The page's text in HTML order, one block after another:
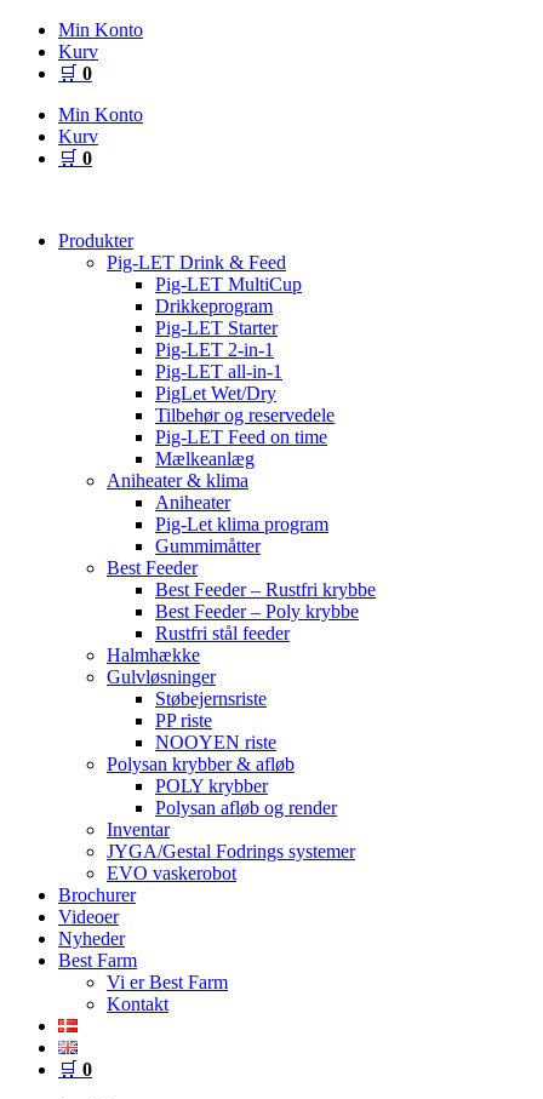
Videre
indhold
Min Konto
Kurv
🛒 0
Min Konto
Kurv
🛒 0
Produkter
Pig-LET Drink & Feed
Pig-LET MultiCup
Drikkeprogram
Pig-LET Starter
Pig-LET 2-in-1
Pig-LET all-in-1
PigLet Wet/Dry
Tilbehør og reservedele
Pig-LET Feed on time
Mælkeanlæg
Aniheater & klima
Aniheater
Pig-Let klima program
Gummimåtter
Best Feeder
Best Feeder – Rustfri krybbe
Best Feeder – Poly krybbe
Rustfri stål feeder
Halmhække
Gulvløsninger
Støbejernsriste
PP riste
NOOYEN riste
Polysan krybber & afløb
POLY krybber
Polysan afløb og render
Inventar
JYGA/Gestal Fodrings systemer
EVO vaskerobot
Brochurer
Videoer
Nyheder
Best Farm
Vi er Best Farm
Kontakt
🛒 0